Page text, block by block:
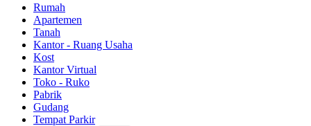
Rumah
Apartemen
Tanah
Kantor - Ruang Usaha
Kost
Kantor Virtual
Toko - Ruko
Pabrik
Gudang
Tempat Parkir